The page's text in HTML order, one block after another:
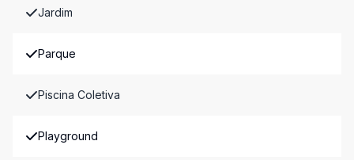
Jardim
Parque
Piscina Coletiva
Playground